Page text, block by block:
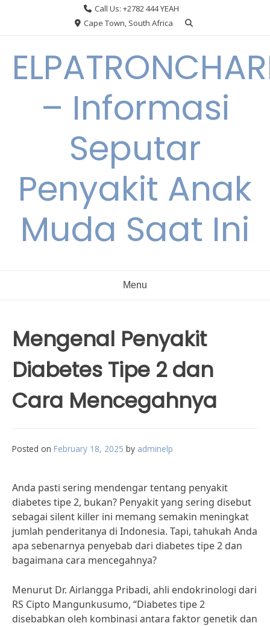
Call Us: +2782 444 YEAH
Cape Town, South Africa
– Informasi
Seputar
Penyakit Anak
Muda Saat Ini
Menu
Mengenal Penyakit
Diabetes Tipe 2 dan
Cara Mencegahnya
Posted on February 18, 2025 by adminelp
Anda pasti sering mendengar tentang penyakit
diabetes tipe 2, bukan? Penyakit yang sering disebut
sebagai silent killer ini memang semakin meningkat
jumlah penderitanya di Indonesia. Tapi, tahukah Anda
apa sebenarnya penyebab dari diabetes tipe 2 dan
bagaimana cara mencegahnya?
Menurut Dr. Airlangga Pribadi, ahli endokrinologi dari
RS Cipto Mangunkusumo, “Diabetes tipe 2
disebabkan oleh kombinasi antara faktor genetik dan